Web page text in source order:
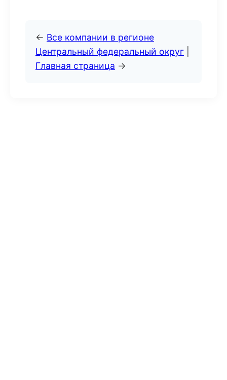
← Все компании в регионе
Центральный федеральный округ
Главная страница →